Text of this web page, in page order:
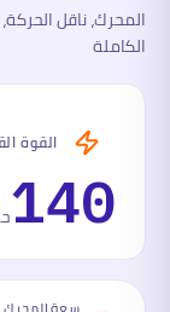
وما
عليها
المحرك، ناقل
الكاملة
القوة
140